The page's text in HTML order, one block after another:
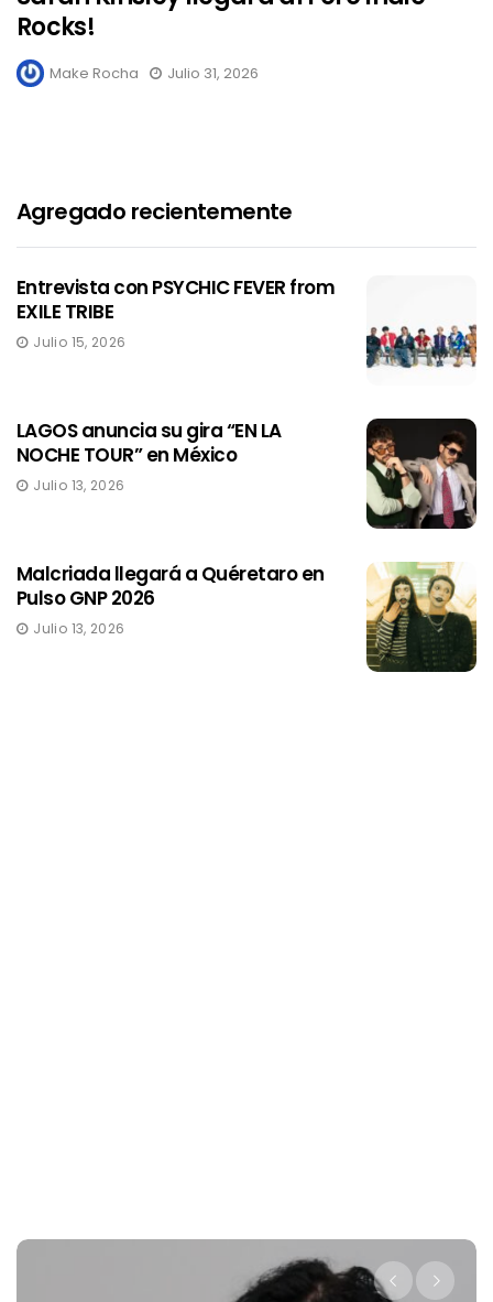
Rocks!
Make Rocha Julio 31, 2026
Agregado recientemente
Entrevista con PSYCHIC FEVER from
EXILE TRIBE
Julio 15, 2026
LAGOS anuncia su gira “EN LA
NOCHE TOUR” en México
Julio 13, 2026
Malcriada llegará a Quéretaro en
Pulso GNP 2026
Julio 13, 2026